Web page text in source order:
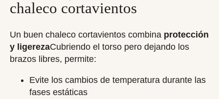
chaleco cortavientos
Un buen chaleco cortavientos combina protección
y ligerezaCubriendo el torso pero dejando los
brazos libres, permite:
Evite los cambios de temperatura durante las
fases estáticas